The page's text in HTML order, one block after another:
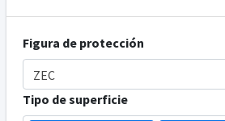
Figura de protección
ZEC
Tipo de superficie